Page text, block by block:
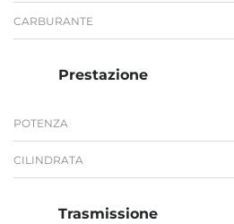
CARBURANTE
Prestazione
POTENZA
CILINDRATA
Trasmissione